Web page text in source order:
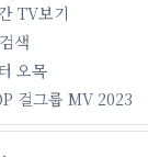
TV보기
색
오목
걸그룹 MV 2023